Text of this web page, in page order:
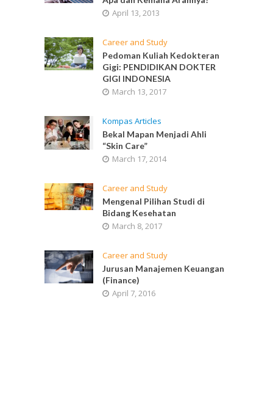
April 13, 2013
Career and Study
Pedoman Kuliah Kedokteran
Gigi: PENDIDIKAN DOKTER
GIGI INDONESIA
March 13, 2017
Kompas Articles
Bekal Mapan Menjadi Ahli
“Skin Care”
March 17, 2014
Career and Study
Mengenal Pilihan Studi di
Bidang Kesehatan
March 8, 2017
Career and Study
Jurusan Manajemen Keuangan
(Finance)
April 7, 2016